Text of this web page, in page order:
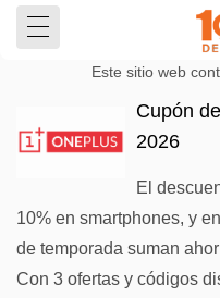
Este sitio web
Cupón
2026
El
10% en smartphones, y
de temporada suman
Con 3 ofertas y códigos